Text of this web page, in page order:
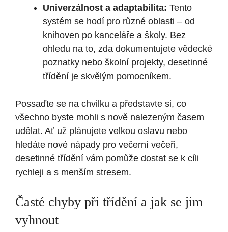
Univerzálnost a adaptabilita: Tento
systém se hodí pro různé oblasti – od
knihoven po kanceláře a školy. Bez
ohledu na to, zda dokumentujete vědecké
poznatky nebo školní projekty, desetinné
třídění je skvělým pomocníkem.
Possaďte se na chvilku a představte si, co
všechno byste mohli s nově nalezeným časem
udělat. Ať už plánujete velkou oslavu nebo
hledáte nové nápady pro večerní večeři,
desetinné třídění vám pomůže dostat se k cíli
rychleji a s menším stresem.
Časté chyby při třídění a jak se jim
vyhnout